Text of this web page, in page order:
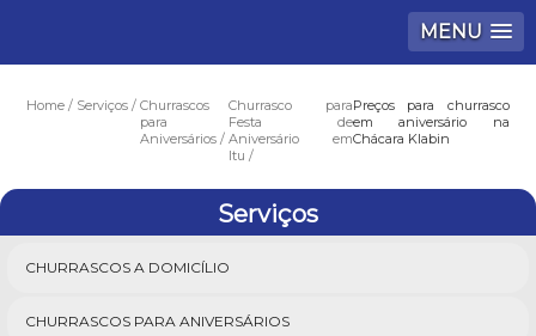
MENU
Home Serviços
Churrascos
para
Aniversários
Churrasco para
Festa de
Aniversário em
Itu
Preços para churrasco
em aniversário na
Chácara Klabin
Serviços
CHURRASCOS A DOMICÍLIO
CHURRASCOS PARA ANIVERSÁRIOS